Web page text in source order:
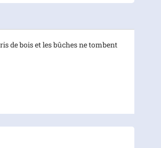
de bois et les bûches ne tombent